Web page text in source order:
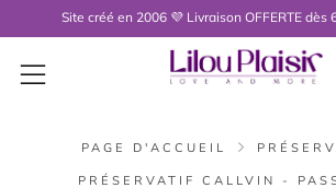
Site créé en 2006 💜 Livraison OFFERTE dès
Menu
PAGE D'ACCUEIL
PRÉSERVATIF CALLVIN -